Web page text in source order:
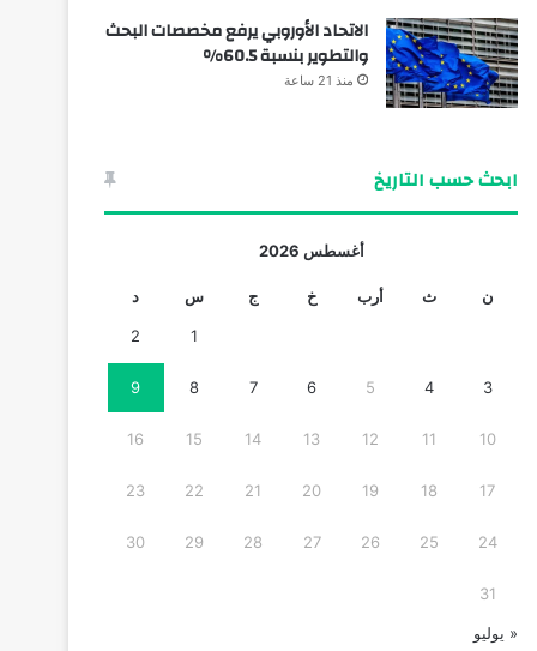
الاتحاد الأوروبي يرفع مخصصات البحث
والتطوير بنسبة 60.5%
منذ 21 ساعة
ابحث حسب التاريخ
أغسطس 2026
ن ث أرب خ ج س د
1
2
3
4
5
6
7
8
9
10
11
12
13
14
15
16
17
18
19
20
21
22
23
24
25
26
27
28
29
30
31
« يوليو